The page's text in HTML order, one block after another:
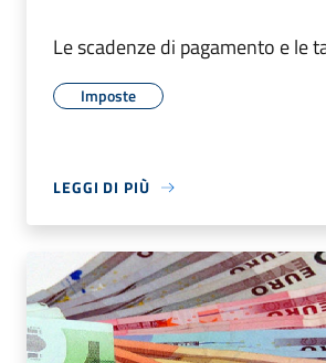
Le scadenze di pagamento e le
Imposte
LEGGI DI PIÙ